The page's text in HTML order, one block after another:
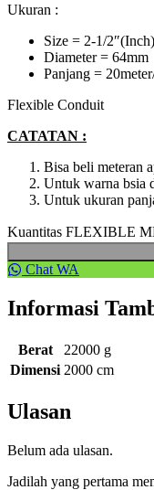
Ukuran :
Size = 2-1/2″(Inch)
Diameter = 64mm
Panjang =
Flexible Conduit
CATATAN :
Bisa beli meteran
Untuk warna bsia
Untuk ukuran
Kuantitas FLEXIBLE
Chat WA
Informasi
Berat
22000 g
Dimensi 2000 cm
Ulasan
Belum ada ulasan.
Jadilah yang pertama